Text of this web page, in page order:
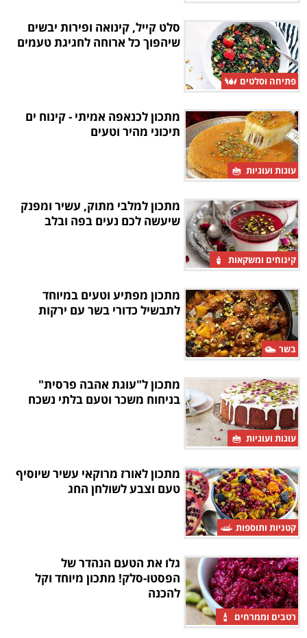
פתיחה וסלטים
סלט קייל, קינואה ופירות יבשים
שיהפוך כל ארוחה לחגיגת טעמים
עוגות ועוגיות
מתכון לכנאפה אמיתי - קינוח ים
תיכוני מהיר וטעים
קינוחים ומשקאות
מתכון למלבי מתוק, עשיר ומפנק
שיעשה לכם נעים בפה ובלב
בשר
מתכון מפתיע וטעים במיוחד
לתבשיל כדורי בשר עם ירקות
עוגות ועוגיות
מתכון ל"עוגת אהבה פרסית"
בניחוח משכר וטעם בלתי נשכח
קטניות ותוספות
מתכון לאורז מרוקאי עשיר שיוסיף
טעם וצבע לשולחן החג
רטבים וממרחים
גלו את הטעם הנהדר של
הפסטו-סלק! מתכון מיוחד וקל
להכנה